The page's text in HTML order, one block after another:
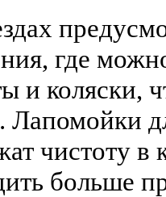
где
и коляски,
Лапомойки
чистоту в
больше